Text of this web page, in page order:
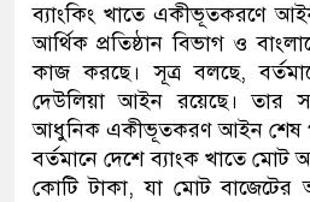
ব্যাংকিং খাতে একীভূতকরণে
আর্থিক প্রতিষ্ঠান বিভাগ ও
কাজ করছে। সূত্র বলছে,
দেউলিয়া আইন রয়েছে। তার
আধুনিক একীভূতকরণ আইন শেষ
বর্তমানে দেশে ব্যাংক খাতে
কোটি টাকা, যা মোট বাজেটের